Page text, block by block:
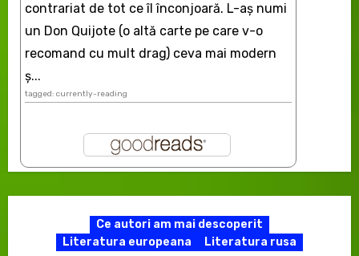
contrariat de tot ce îl înconjoară. L-aş numi
un Don Quijote (o altă carte pe care v-o
recomand cu mult drag) ceva mai modern
ș...
tagged: currently-reading
Ce autori am mai descoperit
Literatura europeana
Literatura rusa